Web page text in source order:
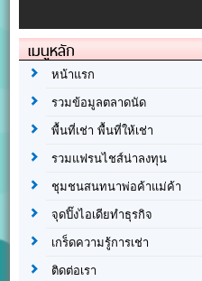
เมนูหลัก
หน้าแรก
รวมข้อมูลตลาดนัด
พื้นที่เช่า พื้นที่ให้เช่า
รวมแฟรนไชส์น่าลงทุน
ชุมชนสนทนาพ่อค้าแม่ค้า
จุดปิ๊งไอเดียทำธุรกิจ
เกร็ดความรู้การเช่า
ติดต่อเรา